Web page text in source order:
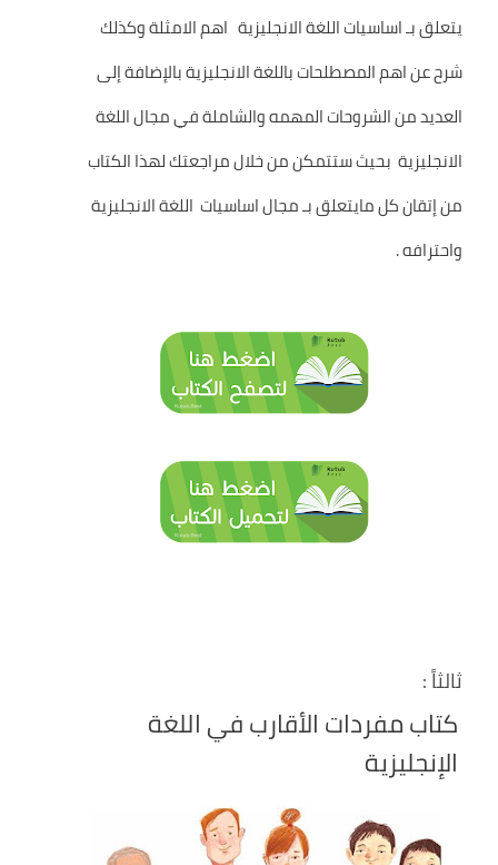
يتعلق بـ اساسيات اللغة الانجليزية اهم الامثلة وكذلك
شرح عن اهم المصطلحات باللغة الانجليزية بالإضافة إلى
العديد من الشروحات المهمه والشاملة في مجال اللغة
الانجليزية بحيث ستتمكن من خلال مراجعتك لهذا الكتاب
من إتقان كل مايتعلق بـ مجال اساسيات اللغة الانجليزية
واحترافه .
ثالثاً :
كتاب مفردات الأقارب في اللغة
الإنجليزية